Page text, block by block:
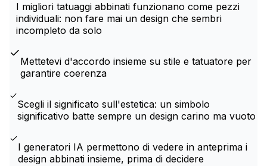
I migliori tatuaggi abbinati funzionano come pezzi
individuali: non fare mai un design che sembri
incompleto da solo
Mettetevi d'accordo insieme su stile e tatuatore per
garantire coerenza
Scegli il significato sull'estetica: un simbolo
significativo batte sempre un design carino ma vuoto
I generatori IA permettono di vedere in anteprima i
design abbinati insieme, prima di decidere